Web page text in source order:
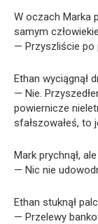
W oczach Marka
samym
— Przyszliście po
Ethan wyciągnął
— Nie.
powiernicze
sfałszowałeś, to
Mark prychnął, ale
— Nic nie
Ethan stuknął
— Przelewy